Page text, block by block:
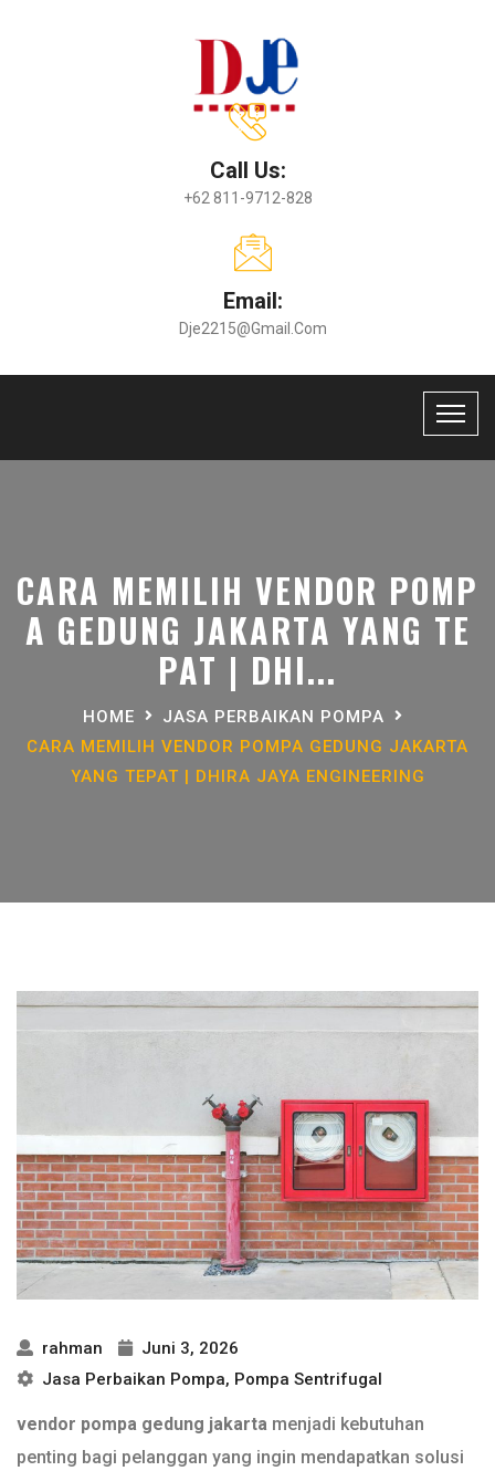
Call Us:
+62 811-9712-828
Email:
Dje2215@gmail.com
CARA MEMILIH VENDOR POMP
A GEDUNG JAKARTA YANG TE
PAT | DHI...
HOME
JASA PERBAIKAN POMPA
CARA MEMILIH VENDOR POMPA GEDUNG JAKARTA
YANG TEPAT | DHIRA JAYA ENGINEERING
rahman
Juni 3, 2026
Jasa Perbaikan Pompa, Pompa Sentrifugal
vendor pompa gedung jakarta menjadi kebutuhan
penting bagi pelanggan yang ingin mendapatkan solusi